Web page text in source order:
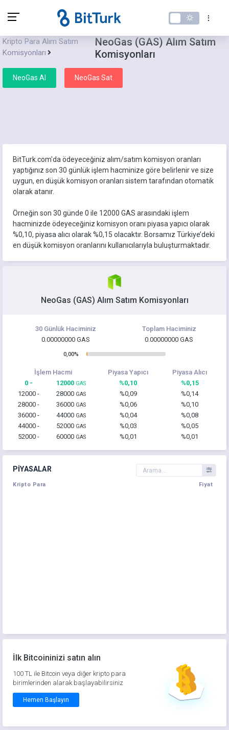
Kripto Para Alım Satım
Komisyonları
NeoGas (GAS) Alım Satım
Komisyonları
NeoGas Al NeoGas Sat
BitTurk.com'da ödeyeceğiniz alım/satım komisyon oranları
yaptığınız son 30 günlük işlem hacminize göre belirlenir ve size
uygun, en düşük komisyon oranları sistem tarafından otomatik
olarak atanır.
Örneğin son 30 günde 0 ile 12000 GAS arasındaki işlem
hacminizde ödeyeceğiniz komisyon oranı piyasa yapıcı olarak
%0,10, piyasa alıcı olarak %0,15 olacaktır. Borsamız Türkiye’deki
en düşük komisyon oranlarını kullanıcılarıyla buluşturmaktadır.
NeoGas (GAS) Alım Satım Komisyonları
30 Günlük Haciminiz
Toplam Haciminiz
0.00000000 GAS
0.00000000 GAS
0,00%
İşlem Hacmi Piyasa Yapıcı
Piyasa Alıcı
0 -
12000 GAS %0,10
%0,15
12000 -
28000 GAS %0,09
%0,14
28000 -
36000 GAS %0,06
%0,10
36000 -
44000 GAS %0,04
%0,08
44000 -
52000 GAS %0,03
%0,05
52000 -
60000 GAS %0,01 %0,01
PIYASALAR
Kripto Para Fiyat
İlk Bitcoininizi satın alın
100 TL ile Bitcoin veya diğer kripto para
birimlerinden alarak başlayabilirsiniz
Hemen Başlayın